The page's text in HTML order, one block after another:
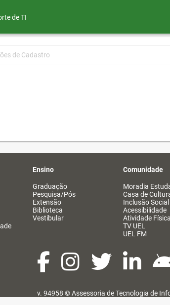
de TI
de Cadastro
Ensino
Graduação
Pesquisa/Pós
Extensão
Biblioteca
Vestibular
Comunidade
Moradia
Casa de
Inclusão Social
Acessibilidade
Atividade Física
TV UEL
UEL FM
v. 94958 ©Assessoria de Tecnologia de